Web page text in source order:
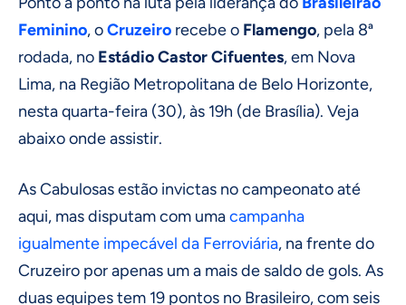
Feminino, oCruzeiro recebe o Flamengo, pela 8ª
rodada, no Estádio Castor Cifuentes, em Nova
Lima, na Região Metropolitana de Belo Horizonte,
nesta quarta-feira (30), às 19h (de Brasília). Veja
abaixo onde assistir.
As Cabulosas estão invictas no campeonato até
aqui, mas disputam com umacampanha
igualmente impecável da Ferroviária, na frente do
Cruzeiro por apenas um a mais de saldo de gols. As
duas equipes tem 19 pontos no Brasileiro, com seis